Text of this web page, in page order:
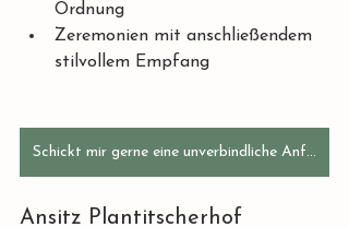
Ordnung
Zeremonien mit anschließendem
stilvollem Empfang
Schickt mir gerne eine unverbindliche Anfrage
Ansitz Plantitscherhof